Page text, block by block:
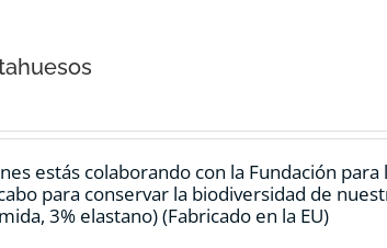
estás colaborando con la Fundación
para conservar la biodiversidad de
3% elastano) (Fabricado en la EU)